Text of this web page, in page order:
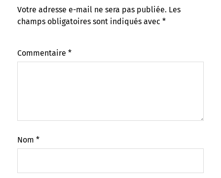
Votre adresse e-mail ne sera pas publiée. Les
champs obligatoires sont indiqués avec *
Commentaire *
Nom *